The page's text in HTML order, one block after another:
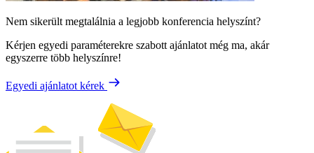
Nem sikerült megtalálnia a legjobb konferencia helyszínt?
Kérjen egyedi paraméterekre szabott ajánlatot még ma, akár
egyszerre több helyszínre!
Egyedi ajánlatot kérek